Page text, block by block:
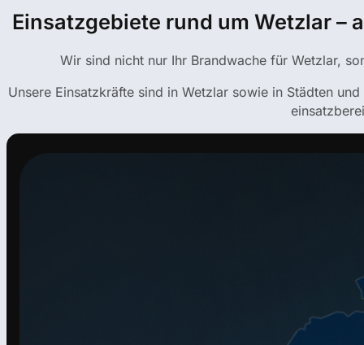
Einsatzgebiete rund um Wetzlar –
Wir sind nicht nur Ihr Brandwache für Wetzlar,
Unsere Einsatzkräfte sind in Wetzlar sowie in Städten